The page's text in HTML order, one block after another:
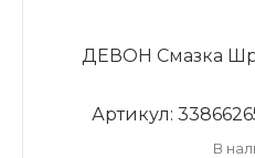
ДЕВОН Смазка
Артикул:
В